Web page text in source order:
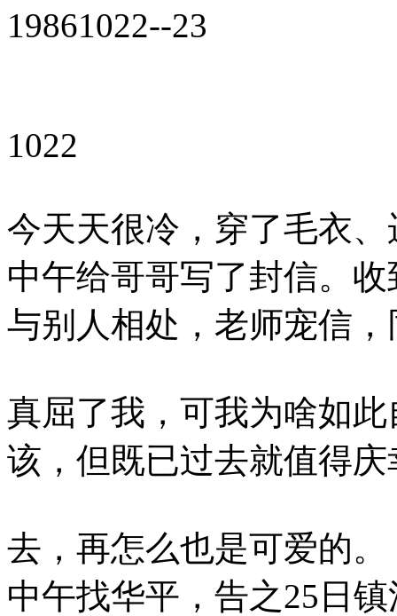
19861022--23
1022
今天天很冷，穿了毛衣
中午给哥哥写了封信。
与别人相处，老师宠信
真屈了我，可我为啥如
该，但既已过去就值得
去，再怎么也是可爱的。
中午找华平，告之25日